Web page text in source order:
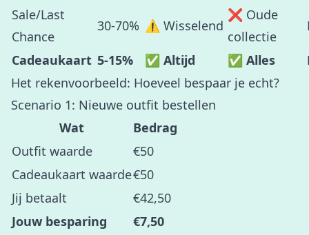
Sale/Last
Chance
30-70% ⚠️ Wisselend
❌ Oude
collectie
Cadeaukaart 5-15% ✅ Altijd ✅ Alles
Het rekenvoorbeeld: Hoeveel bespaar je echt?
Scenario 1: Nieuwe outfit bestellen
Wat
Bedrag
Outfit waarde
€50
Cadeaukaart waarde€50
Jij betaalt
€42,50
Jouw besparing
€7,50